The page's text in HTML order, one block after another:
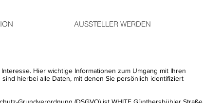
AUSSTELLER WERDEN
Hier wichtige Informationen zum Umgang mit Ihren
hierbei alle Daten, mit denen Sie persönlich identifiziert